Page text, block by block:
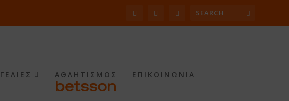
ΑΘΛΗΤΙΣΜΟΣ ΕΠΙΚΟΙΝΩΝΙΑ